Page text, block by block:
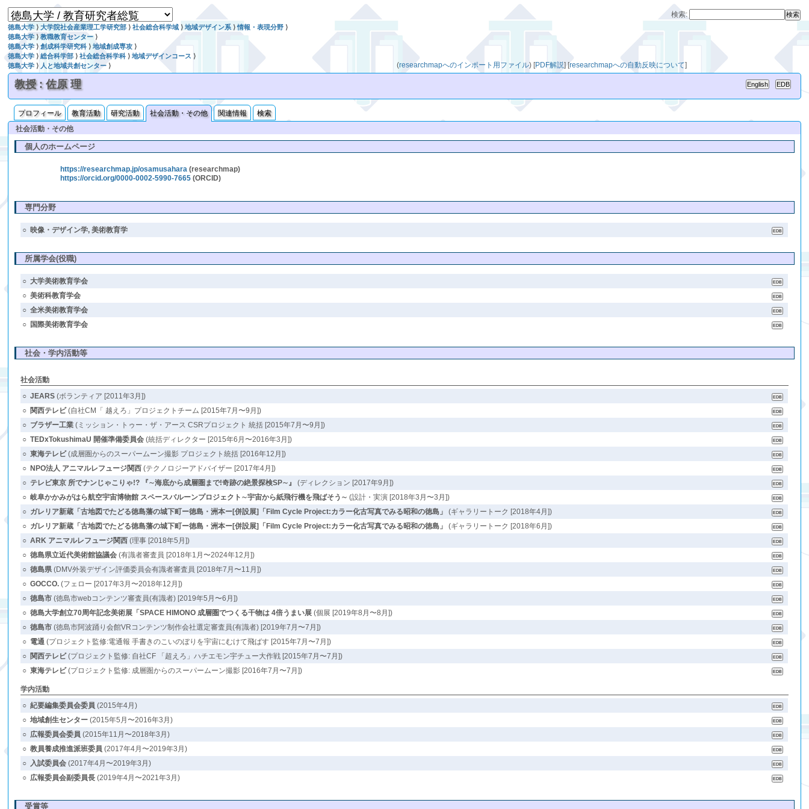
検索:
徳島大学 ⟩大学院社会産業理工学研究部 ⟩社会総合科学域 ⟩地域デザイン系 ⟩情報・表現分野 ⟩
徳島大学 ⟩教職教育センター⟩
徳島大学⟩創成科学研究科 ⟩地域創成専攻 ⟩
徳島大学 ⟩総合科学部 ⟩社会総合科学科 ⟩地域デザインコース ⟩
徳島大学 ⟩ 人と地域共創センター ⟩ (researchmapへのインポート用ファイル) [PDF解説] [researchmapへの自動反映について]
教授 : 佐原 理
プロフィール 教育活動 研究活動 社会活動・その他 関連情報
検索
社会活動・その他
個人のホームページ
https://researchmap.jp/osamusahara (researchmap)
https://orcid.org/0000-0002-5990-7665 (ORCID)
専門分野
○ 映像・デザイン学, 美術教育学
所属学会(役職)
○ 大学美術教育学会
○ 美術科教育学会
○ 全米美術教育学会
○ 国際美術教育学会
社会・学内活動等
社会活動
○ JEARS (ボランティア [2011年3月])
○ 関西テレビ(自社CM「 越えろ」プロジェクトチーム [2015年7月〜9月])
○ ブラザー工業 (ミッション・トゥー・ザ・アース CSRプロジェクト 統括 [2015年7月〜9月])
○ TEDxTokushimaU 開催準備委員会 (統括ディレクター [2015年6月〜2016年3月])
○ 東海テレビ(成層圏からのスーパームーン撮影 プロジェクト統括 [2016年12月])
○ NPO法人 アニマルレフュージ関西 (テクノロジーアドバイザー [2017年4月])
○ テレビ東京 所でナンじゃこりゃ!? 『∼海底から成層圏まで!奇跡の絶景探検SP∼』
(ディレクション [2017年9月])
○ 岐阜かかみがはら航空宇宙博物館 スペースバルーンプロジェクト∼宇宙から紙飛行機を飛ばそう∼ (設計・実演 [2018年3月〜3月])
○ ガレリア新蔵「古地図でたどる徳島藩の城下町ー徳島・洲本ー[併設展]「Film Cycle Project:カラー化古写真でみる昭和の徳島」
(ギャラリートーク [2018年4月])
○ ガレリア新蔵「古地図でたどる徳島藩の城下町ー徳島・洲本ー[併設展]「Film Cycle Project:カラー化古写真でみる昭和の徳島」
(ギャラリートーク [2018年6月])
○ ARK アニマルレフュージ関西 (理事 [2018年5月])
○ 徳島県立近代美術館協議会 (有識者審査員 [2018年1月〜2024年12月])
○ 徳島県 (DMV外装デザイン評価委員会有識者審査員 [2018年7月〜11月])
○ GOCCO. (フェロー [2017年3月〜2018年12月])
○ 徳島市 (徳島市webコンテンツ審査員(有識者) [2019年5月〜6月])
○ 徳島大学創立70周年記念美術展「SPACE HIMONO 成層圏でつくる干物は 4倍うまい展 (個展 [2019年8月〜8月])
○ 徳島市 (徳島市阿波踊り会館VRコンテンツ制作会社選定審査員(有識者) [2019年7月〜7月])
○ 電通 (プロジェクト監修:電通報 手書きのこいのぼりを宇宙にむけて飛ばす [2015年7月〜7月])
○ 関西テレビ(プロジェクト監修: 自社CF 「超えろ」ハチエモン宇チュー大作戦 [2015年7月〜7月])
○ 東海テレビ(プロジェクト監修: 成層圏からのスーパームーン撮影 [2016年7月〜7月])
学内活動
○ 紀要編集委員会委員 (2015年4月)
○ 地域創生センター (2015年5月〜2016年3月)
○ 広報委員会委員 (2015年11月〜2018年3月)
○ 教員養成推進派班委員 (2017年4月〜2019年3月)
○ 入試委員会 (2017年4月〜2019年3月)
○ 広報委員会副委員長 (2019年4月〜2021年3月)
受賞等